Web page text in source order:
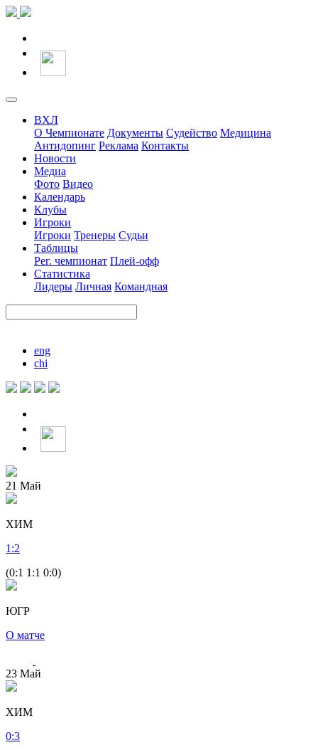
ВХЛ
О Чемпионате Документы Судейство Медицина
Антидопинг Реклама Контакты
Новости
Медиа
Фото Видео
Календарь
Клубы
Игроки
Игроки Тренеры Судьи
Таблицы
Рег. чемпионат Плей-офф
Статистика
Лидеры Личная Командная
eng
chi
21 Май
ХИМ
1 :2
(0:1 1:1 0:0)
ЮГР
О матче
23 Май
ХИМ
0:3